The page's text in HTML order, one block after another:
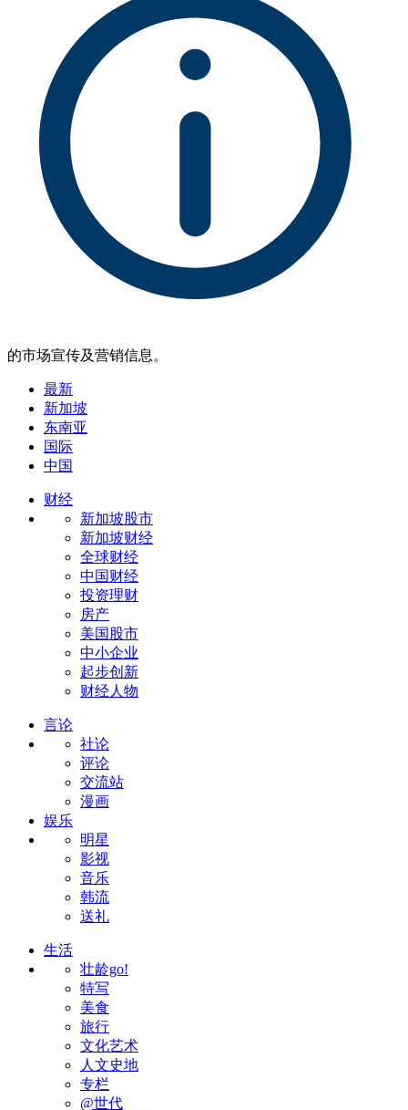
的市场宣传及营销信息。
最新
新加坡
东南亚
国际
中国
财经
新加坡股市
新加坡财经
全球财经
中国财经
投资理财
房产
美国股市
中小企业
起步创新
财经人物
言论
社论
评论
交流站
漫画
娱乐
明星
影视
音乐
韩流
送礼
生活
壮龄go!
特写
美食
旅行
文化艺术
人文史地
专栏
@世代